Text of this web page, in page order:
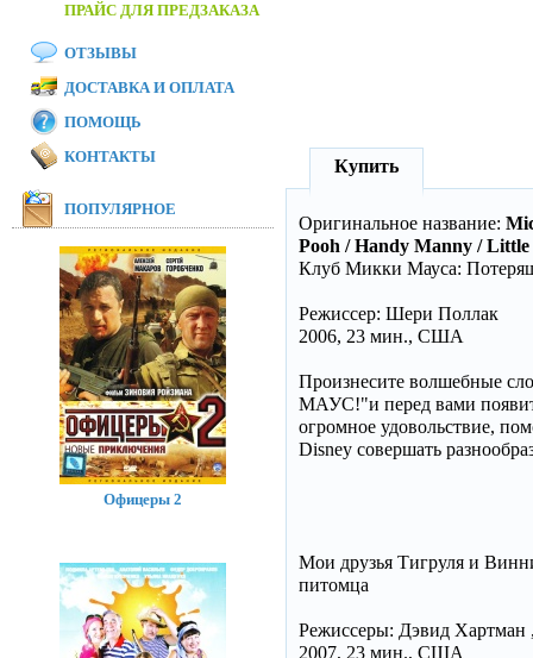
Купить
Оригинальное название:
Pooh / Handy Manny / Little
Клуб Микки Мауса:
Режиссер: Шери Поллак
2006, 23 мин., США
Произнесите
МАУС!"и перед вами
огромное удовольствие,
Disney совершать
Мои друзья Тигруля и
питомца
Режиссеры: Дэвид
2007, 23 мин., США
ПРАЙС ДЛЯ ПРЕДЗАКАЗА
ОТЗЫВЫ
ДОСТАВКА И ОПЛАТА
ПОМОЩЬ
КОНТАКТЫ
ПОПУЛЯРНОЕ
Офицеры 2